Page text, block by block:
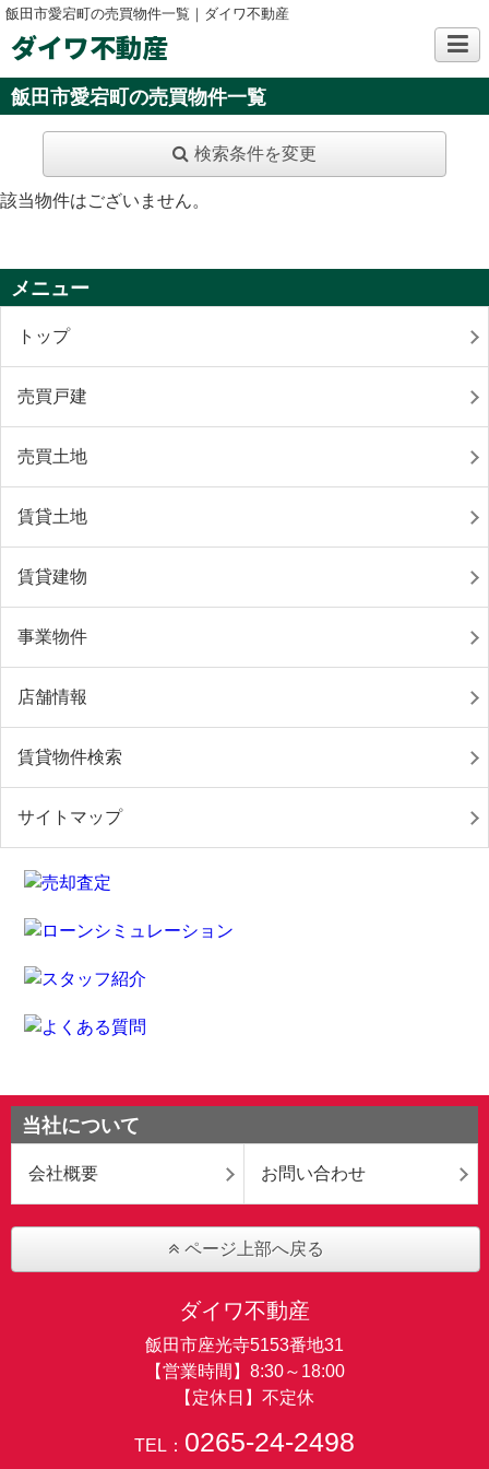
飯田市愛宕町の売買物件一覧｜ダイワ不動産
ダイワ不動産
飯田市愛宕町の売買物件一覧
検索条件を変更
該当物件はございません。
メニュー
トップ
売買戸建
売買土地
賃貸土地
賃貸建物
事業物件
店舗情報
賃貸物件検索
サイトマップ
当社について
会社概要 お問い合わせ
ページ上部へ戻る
ダイワ不動産
飯田市座光寺5153番地31
【営業時間】8:30～18:00
【定休日】不定休
TEL： 0265-24-2498